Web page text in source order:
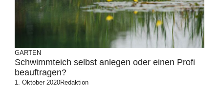
GARTEN
Schwimmteich selbst anlegen oder einen Profi
beauftragen?
1. Oktober 2020Redaktion